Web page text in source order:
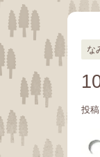
な
投稿